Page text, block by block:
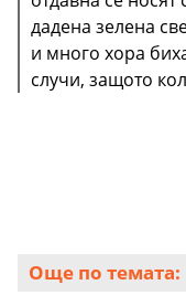
дадена зелена
и много хора
случи, защото
Още по темата: